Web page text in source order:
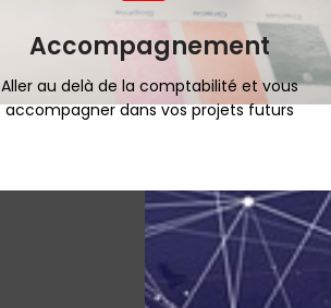
Accompagnement
Aller au delà de la comptabilité et vous
accompagner dans vos projets futurs